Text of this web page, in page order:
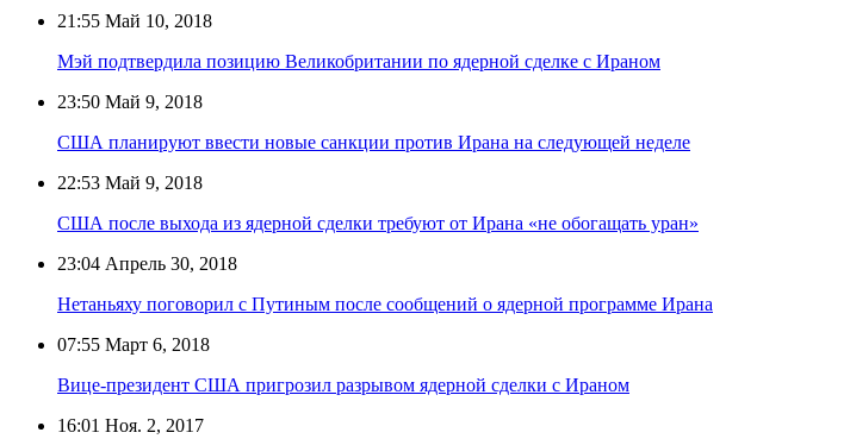
21:55 Май 10, 2018
Мэй подтвердила позицию Великобритании по ядерной сделке с Ираном
23:50 Май 9, 2018
США планируют ввести новые санкции против Ирана на следующей неделе
22:53 Май 9, 2018
США после выхода из ядерной сделки требуют от Ирана «не обогащать уран»
23:04 Апрель 30, 2018
Нетаньяху поговорил с Путиным после сообщений о ядерной программе Ирана
07:55 Март 6, 2018
Вице-президент США пригрозил разрывом ядерной сделки с Ираном
16:01 Ноя. 2, 2017